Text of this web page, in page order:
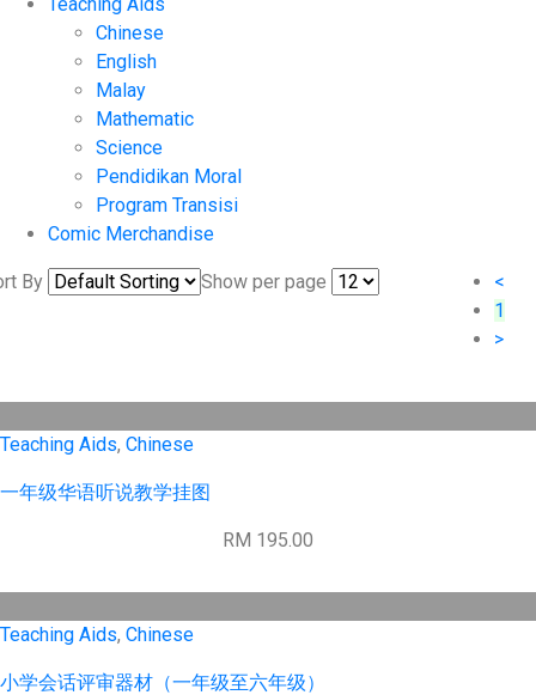
Chinese
English
Malay
Mathematic
Science
Pendidikan Moral
Program Transisi
Comic Merchandise
By Show per page
<
1
>
Teaching Aids, Chinese
一年级华语听说教学挂图
RM 195.00
Teaching Aids, Chinese
小学会话评审器材（一年级至六年级）